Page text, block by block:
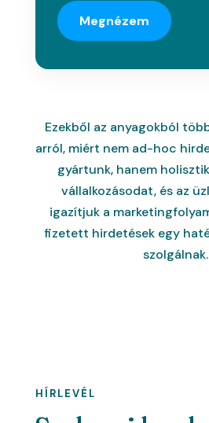
Megnézem
Ezekből az anyagokból
arról, miért nem ad-hoc
gyártunk, hanem
vállalkozásodat, és az
igazítjuk a
fizetett hirdetések egy
szolgálnak.
HÍRLEVÉL